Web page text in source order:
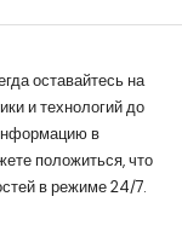
оставайтесь на
и технологий до
в
положиться, что
в режиме 24/7.